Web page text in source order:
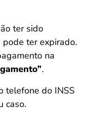
ter sido
ter expirado.
na
.
telefone do INSS
caso.